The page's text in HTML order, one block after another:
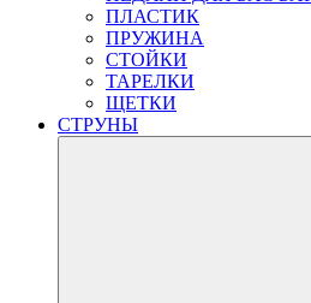
ПЛАСТИК
ПРУЖИНА
СТОЙКИ
ТАРЕЛКИ
ЩЕТКИ
СТРУНЫ